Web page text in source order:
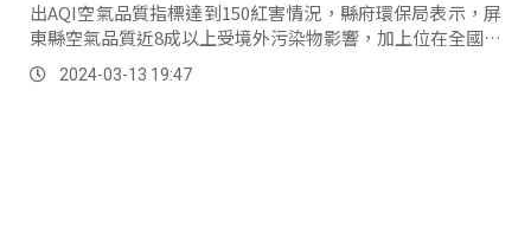
出AQI空氣品質指標達到150紅害情況，縣府環保局表示，屏
東縣空氣品質近8成以上受境外污染物影響，加上位在全國最
下風處，容易讓東北季風挾帶境外污染物累積聚集。
2024-03-13 19:47